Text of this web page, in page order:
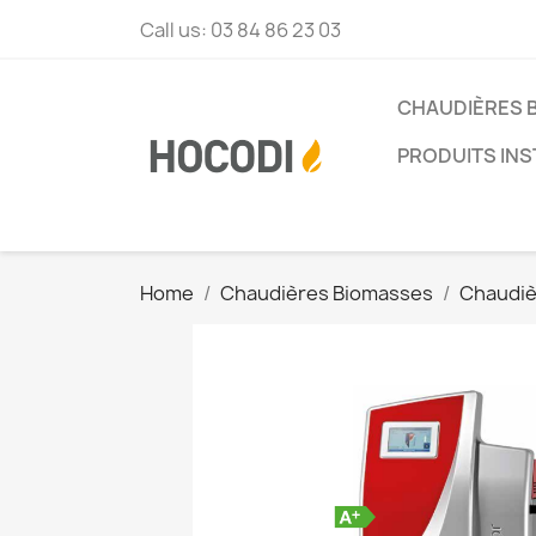
Call us: 03 84 86 23 03
CHAUDIÈRES
PRODUITS
Home Chaudières Biomasses